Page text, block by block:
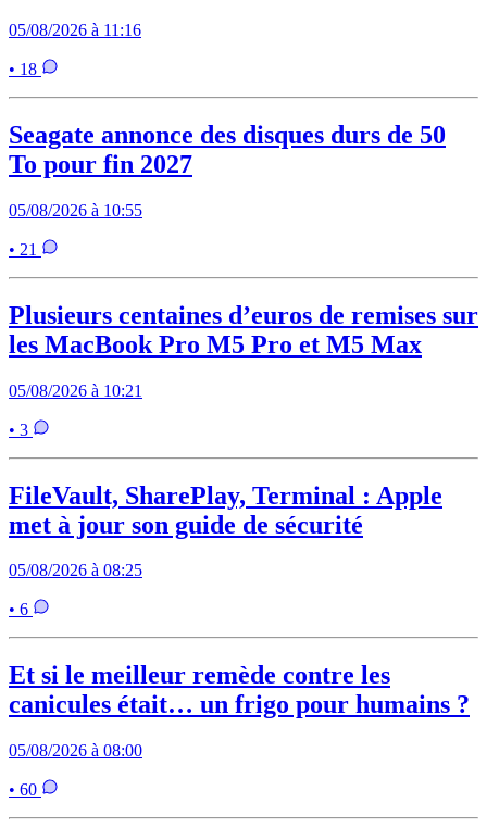
05/08/2026 à 11:16
• 18
Seagate annonce des disques durs de 50
To pour fin 2027
05/08/2026 à 10:55
• 21
Plusieurs centaines d’euros de remises sur
les MacBook Pro M5 Pro et M5 Max
05/08/2026 à 10:21
• 3
FileVault, SharePlay, Terminal : Apple
met à jour son guide de sécurité
05/08/2026 à 08:25
• 6
Et si le meilleur remède contre les
canicules était… un frigo pour humains ?
05/08/2026 à 08:00
• 60